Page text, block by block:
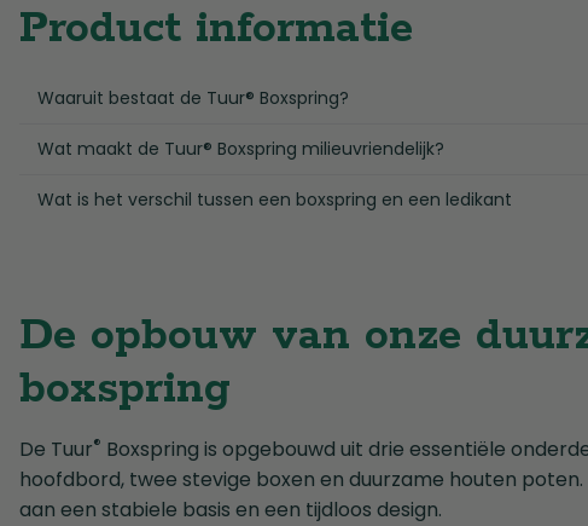
Product informatie
Waaruit bestaat de Tuur® Boxspring?
Wat maakt de Tuur® Boxspring milieuvriendelijk?
Wat is het verschil tussen een boxspring en een ledikant
De opbouw van onze
boxspring
De Tuur® Boxspring is opgebouwd uit drie essentiële
hoofdbord, twee stevige boxen en duurzame houten
aan een stabiele basis en een tijdloos design.